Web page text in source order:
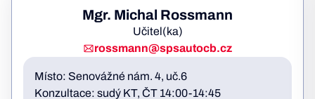
Mgr. Michal Rossmann
Učitel(ka)
rossmann@spsautocb.cz
Místo: Senovážné nám. 4, uč.6
Konzultace: sudý KT, ČT 14:00-14:45